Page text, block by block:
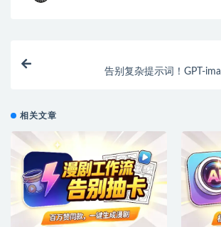
告别复杂提示词！GPT-
相关文章